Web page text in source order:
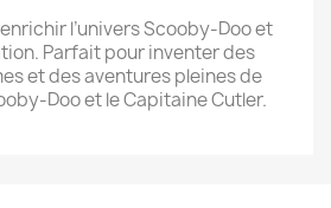
l’univers Scooby-Doo et
Parfait pour inventer des
et des aventures pleines de
Doo et le Capitaine Cutler.